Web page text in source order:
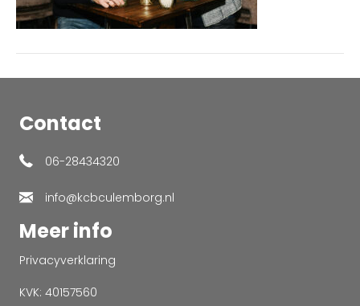
Contact
06-28434320
info@kcbculemborg.nl
Meer info
Privacyverklaring
KVK: 40157560